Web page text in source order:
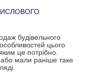
будівельного
цього
це потрібно.
мали раніше таке